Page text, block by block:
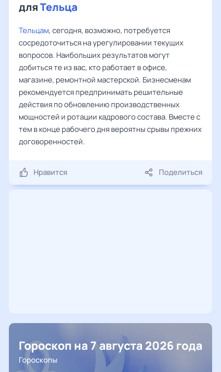
дляТельца
Тельцам, сегодня, возможно, потребуется
сосредоточиться на урегулировании текущих
вопросов. Наибольших результатов могут
добиться те из вас, кто работает в офисе,
магазине, ремонтной мастерской. Бизнесменам
рекомендуется предпринимать решительные
действия по обновлению производственных
мощностей и ротации кадрового состава. Вместе с
тем в конце рабочего дня вероятны срывы прежних
договоренностей.
Нравится Поделиться
Гороскоп на 7 августа 2026 года
Гороскопы